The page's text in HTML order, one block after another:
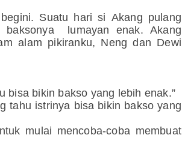
Suatu hari si Akang pulang
baksonya lumayan enak. Akang
alam pikiranku, Neng dan Dewi
bisa bikin bakso yang lebih enak.”
tahu istrinya bisa bikin bakso yang
mulai mencoba-coba membuat